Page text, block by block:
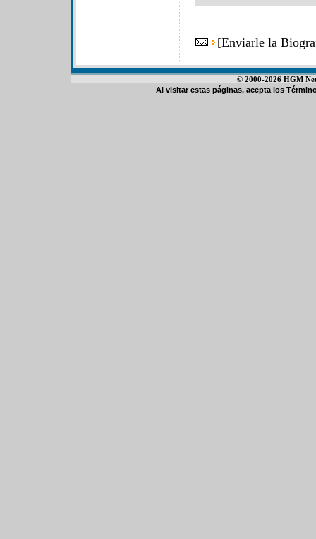
[Enviarle la
© 2000-2026 HGM
Al visitar estas páginas, acepta los